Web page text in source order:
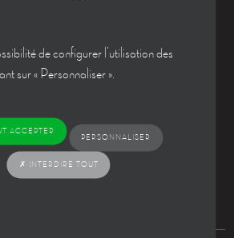
de configurer l’utilisation des
sur « Personnaliser ».
ACCEPTER
PERSONNALISER
✗ INTERDIRE TOUT